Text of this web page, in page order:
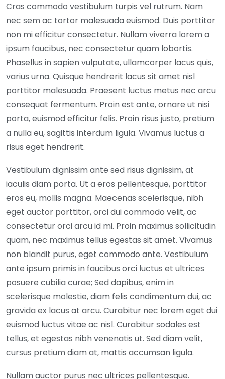
Cras commodo vestibulum turpis vel rutrum. Nam
nec sem ac tortor malesuada euismod. Duis porttitor
non mi efficitur consectetur. Nullam viverra lorem a
ipsum faucibus, nec consectetur quam lobortis.
Phasellus in sapien vulputate, ullamcorper lacus quis,
varius urna. Quisque hendrerit lacus sit amet nisl
porttitor malesuada. Praesent luctus metus nec arcu
consequat fermentum. Proin est ante, ornare ut nisi
porta, euismod efficitur felis. Proin risus justo, pretium
a nulla eu, sagittis interdum ligula. Vivamus luctus a
risus eget hendrerit.
Vestibulum dignissim ante sed risus dignissim, at
iaculis diam porta. Ut a eros pellentesque, porttitor
eros eu, mollis magna. Maecenas scelerisque, nibh
eget auctor porttitor, orci dui commodo velit, ac
consectetur orci arcu id mi. Proin maximus sollicitudin
quam, nec maximus tellus egestas sit amet. Vivamus
non blandit purus, eget commodo ante. Vestibulum
ante ipsum primis in faucibus orci luctus et ultrices
posuere cubilia curae; Sed dapibus, enim in
scelerisque molestie, diam felis condimentum dui, ac
gravida ex lacus at arcu. Curabitur nec lorem eget dui
euismod luctus vitae ac nisl. Curabitur sodales est
tellus, et egestas nibh venenatis ut. Sed diam velit,
cursus pretium diam at, mattis accumsan ligula.
Nullam auctor purus nec ultrices pellentesque.